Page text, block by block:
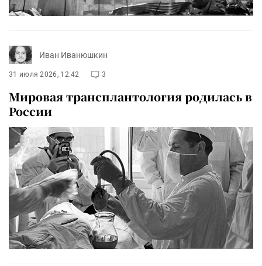
Иван Иванюшкин
31 июля 2026, 12:42 3
Мировая трансплантология родилась в
России